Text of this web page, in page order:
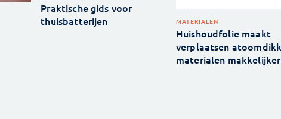
Praktische gids voor
thuisbatterijen
MATERIALEN
Huishoudfolie maakt
verplaatsen
materialen makkelijker